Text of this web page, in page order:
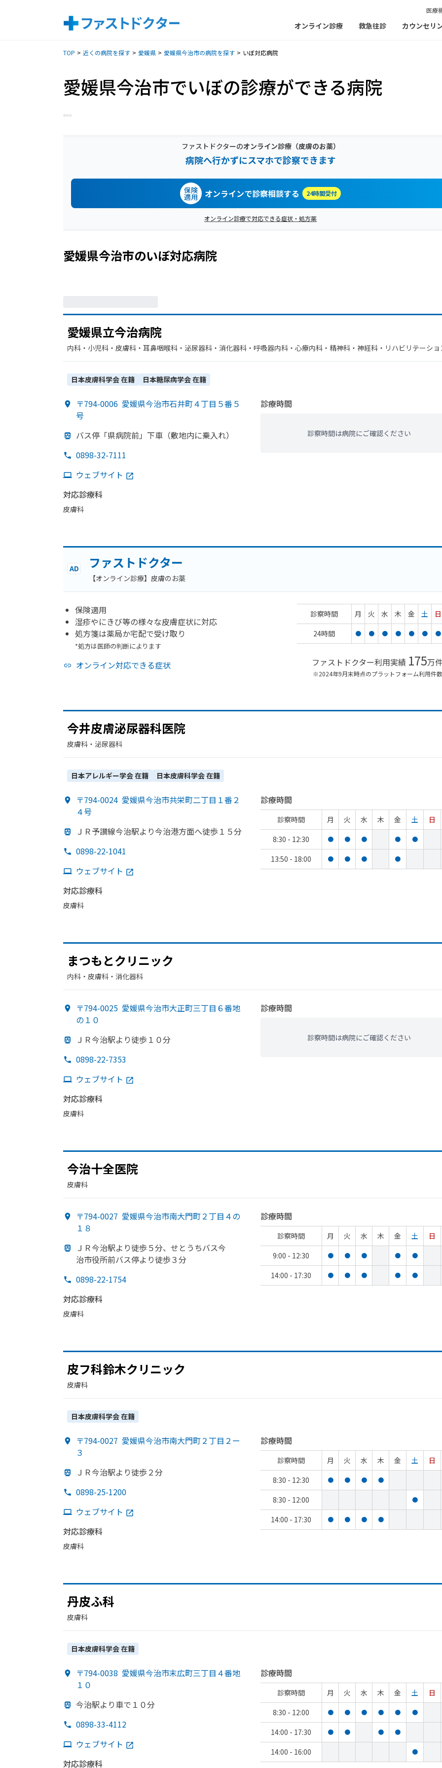
医療
オンライン診療 救急往診 カウンセリ
TOP 近くの病院を探す 愛媛県 愛媛県今治市の病院を探す いぼ対応病院
愛媛県今治市でいぼの診療ができる病院
ファストドクターのオンライン診療（皮膚のお薬）
病院へ行かずにスマホで診察できます
保険
適用 オンラインで診察相談する 24時間受付
オンライン診療で対応できる症状・処方薬
愛媛県今治市のいぼ対応病院
愛媛県立今治病院
内科・​小児科・​皮膚科・​耳鼻咽喉科・​泌尿器科・​消化器科・​呼吸器内科・​心療内科・​精神科・神経科・​リハビリテーショ
日本皮膚科学会在籍 日本糖尿病学会在籍
〒794-0006 愛媛県今治市石井町４丁目５番５
号
バス停 「県病院前」 下車 （敷地内に乗入れ）
0898-32-7111
ウェブサイト
対応診療科
皮膚科
診療時間
診察時間は病院にご確認ください
AD ファストドクター
【オンライン診療】皮膚のお薬
保険適用
湿疹やにきび等の様々な皮膚症状に対応
処方箋は薬局か宅配で受け取り
*処方は医師の判断によります
オンライン対応できる症状
診察時間 月 火 水 木 金 土
日
24時間
● ● ● ● ● ● ●
ファストドクター利用実績 175万
※2024年9月末時点のプラットフォーム利用件数
今井皮膚泌尿器科医院
皮膚科・​泌尿器科
日本アレルギー学会在籍 日本皮膚科学会在籍
〒794-0024 愛媛県今治市共栄町二丁目１番２
４号
ＪＲ予讃線今治駅より今治港方面へ徒歩１５分
0898-22-1041
ウェブサイト
対応診療科
皮膚科
診療時間
診察時間 月 火 水 木 金 土
日
8:30 - 12:30
● ● ● ● ●
13:50 - 18:00 ● ● ● ●
まつもとクリニック
内科・​皮膚科・​消化器科
〒794-0025 愛媛県今治市大正町三丁目６番地
の１０
ＪＲ今治駅より徒歩１０分
0898-22-7353
ウェブサイト
対応診療科
皮膚科
診療時間
診察時間は病院にご確認ください
今治十全医院
皮膚科
〒794-0027 愛媛県今治市南大門町２丁目４の
１８
ＪＲ今治駅より徒歩５分、 せとうちバス今
治市役所前バス停より徒歩３分
0898-22-1754
対応診療科
皮膚科
診療時間
診察時間 月 火 水 木 金 土
日
9:00 - 12:30
● ● ● ● ●
14:00 - 17:30 ● ● ● ● ●
皮フ科鈴木クリニック
皮膚科
日本皮膚科学会在籍
〒794-0027 愛媛県今治市南大門町２丁目２ー
３
ＪＲ今治駅より徒歩２分
0898-25-1200
ウェブサイト
対応診療科
皮膚科
診療時間
診察時間 月 火 水 木 金 土
日
8:30 - 12:30
● ● ● ●
8:30 - 12:00 ●
14:00 - 17:30 ● ● ● ●
丹皮ふ科
皮膚科
日本皮膚科学会在籍
〒794-0038 愛媛県今治市末広町三丁目４番地
１０
今治駅より車で １０分
0898-33-4112
ウェブサイト
対応診療科
診療時間
診察時間 月 火 水 木 金 土
日
8:30 - 12:00
● ● ● ● ● ●
14:00 - 17:30 ● ● ● ●
14:00 - 16:00 ●